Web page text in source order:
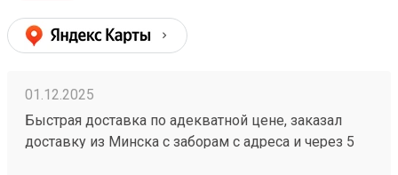
01.12.2025
Быстрая доставка по адекватной цене, заказал
доставку из Минска с заборам с адреса и через 5